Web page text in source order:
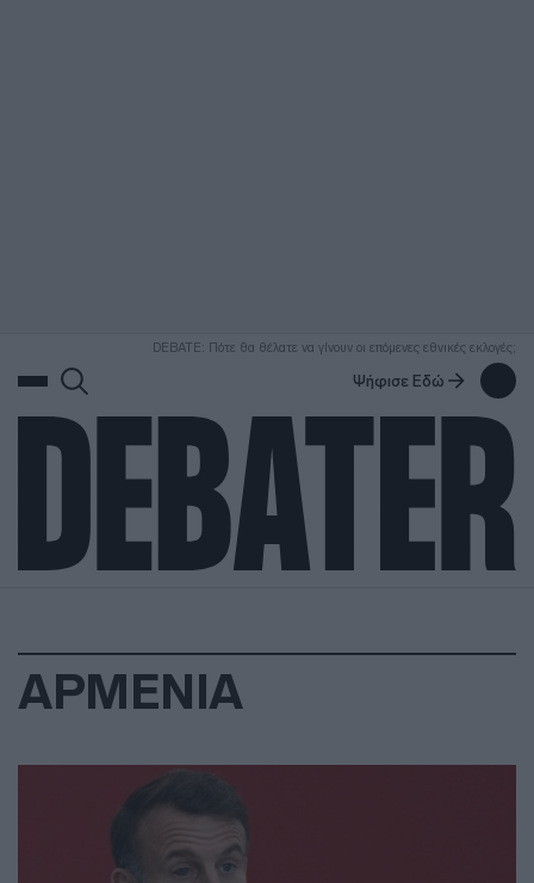
DEBATE: Πότε θα θέλατε να γίνουν οι επόμενες εθνικές εκλογές;
Ψήφισε Εδώ
ΑΡΜΕΝΙΑ